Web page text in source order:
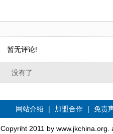
暂无评论!
没有了
网站介绍 | 加盟合作 | 免责
Copyriht 2011 by